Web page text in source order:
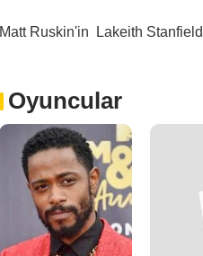
Matt Ruskin'in Lakeith
Oyuncular